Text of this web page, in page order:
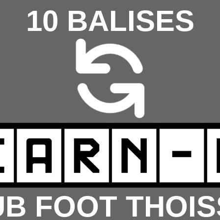
10 BALISES
FOOT